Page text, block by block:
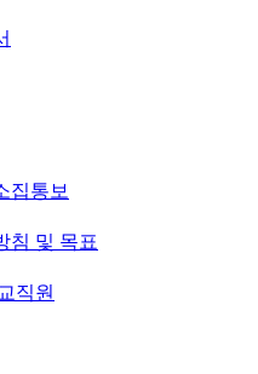
집통보
침 및 목표
직원